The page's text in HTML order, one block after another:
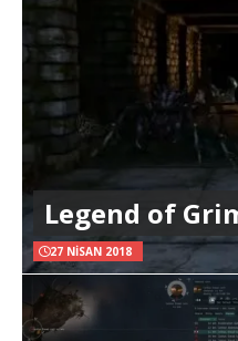
Legend of
27 NISAN 2018